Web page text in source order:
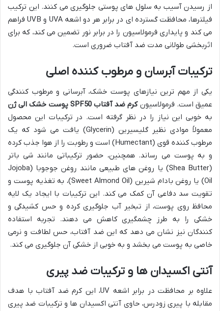
از رسیدن آسیب به سلول های پوستی جلوگیری می کنند. این ترکیب
فیلترها، محافظت گسترده ای در برابر هر دو اشعه UVA و UVB فراهم
می کند و پایداری فرمولاسیون را در برابر نور تضمین می کند، که برای
اثربخشی طولانی مدت ضد آفتاب ضروری است.
ترکیبات آبرسان و مرطوب کننده اصلی
یکی از مهم ترین نیازهای پوست خشک، آبرسانی و مرطوب کنندگی
عمیق است. فرمولاسیونکرم ضد آفتاب SPF50 پوست خشک الی ژن
به خوبی این نیاز را در نظر گرفته است. در ترکیبات این محصول
معمولاً موادی نظیر گلیسیرین (Glycerin) یافت می شود که یک
مرطوب کننده قوی (Humectant) است و رطوبت را از هوا جذب کرده
و به پوست می رساند. همچنین، حضور ترکیباتی مانند شی باتر
(Shea Butter) یا روغن های طبیعی مانند روغن جوجوبا (Jojoba
Oil) یا روغن بادام شیرین (Sweet Almond Oil)، به تغذیه پوست و
تقویت سد دفاعی آن کمک می کند. این ترکیبات با ایجاد یک لایه
محافظ روی پوست، از تبخیر آب جلوگیری کرده و حس کشیدگی و
خشکی را به طرز چشمگیری کاهش می دهند. تجربه استفاده
کنندگان نیز نشان می دهد که این ضد آفتاب، حس لطافت و نرمی
خاصی به پوست می بخشد و به خوبی از خشکی آن جلوگیری می کند.
آنتی اکسیدان ها و ترکیبات ضد پیری
علاوه بر محافظت در برابر اشعه UV، این کرم ضد آفتاب با هدف
مقابله با پیری زودرس، حاوی آنتی اکسیدان ها و ترکیبات ضد پیری